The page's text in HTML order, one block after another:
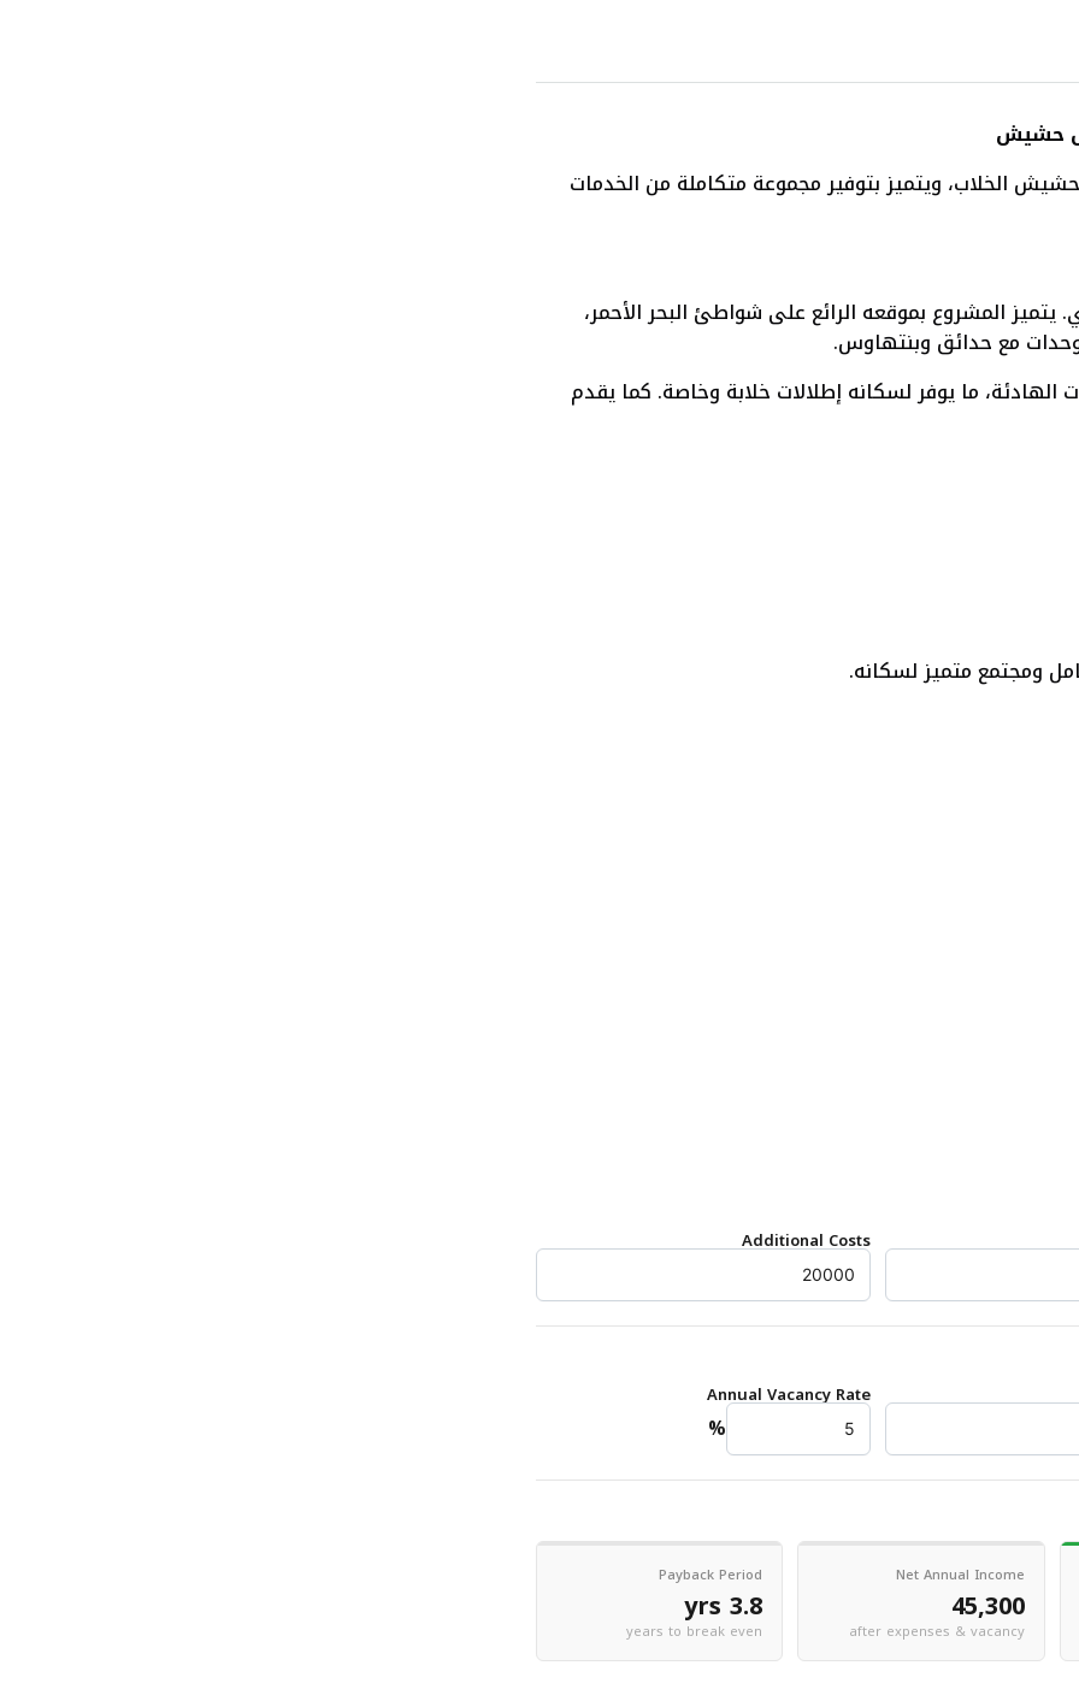
حشيش
الخلاب، ويتميز بتوفير مجموعة متكاملة من الخدمات
المشروع بموقعه الرائع على شواطئ البحر الأحمر،
مع حدائق وبنتهاوس.
الهادئة، ما يوفر لسكانه إطلالات خلابة وخاصة. كما يقدم
ومجتمع متميز لسكانه.
Additional Costs
Annual Vacancy Rate
%
Net Annual Income
45,300
after expenses & vacancy
Payback Period
3.8 yrs
years to break even